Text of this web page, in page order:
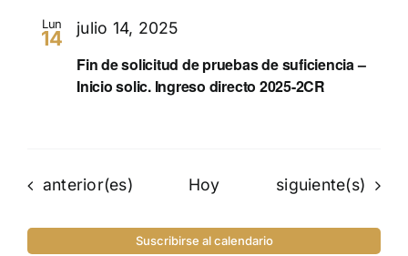
Lun
14
Fin de solicitud de pruebas de suficiencia –
Inicio solic. Ingreso directo 2025-2CR
julio 14, 2025
Eventos
anterior(es) Hoy Eventos
siguiente(s)
Suscribirse al calendario